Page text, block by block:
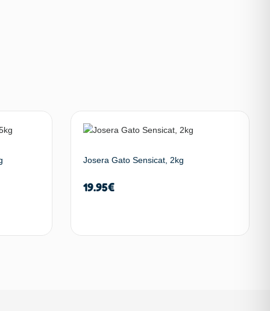
Josera Gato Sensicat, 2kg
19.95€